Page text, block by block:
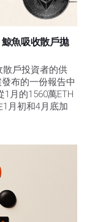
魚吸收散戶拋
散戶投資者的供
布的一份報告中
1月的1560萬ETH
1月初和4月底加